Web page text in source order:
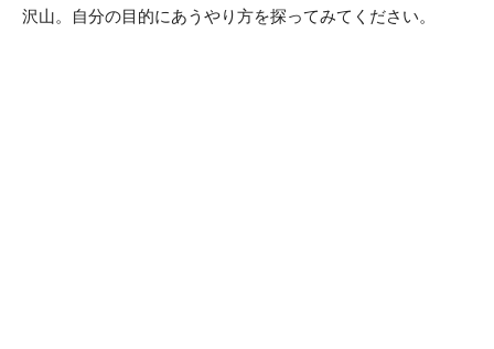
沢山。自分の目的にあうやり方を探ってみてください。